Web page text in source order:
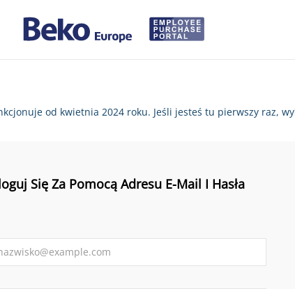
od kwietnia 2024 roku. Jeśli jesteś tu pierwszy raz,
Się Za Pomocą Adresu E-Mail I Hasła